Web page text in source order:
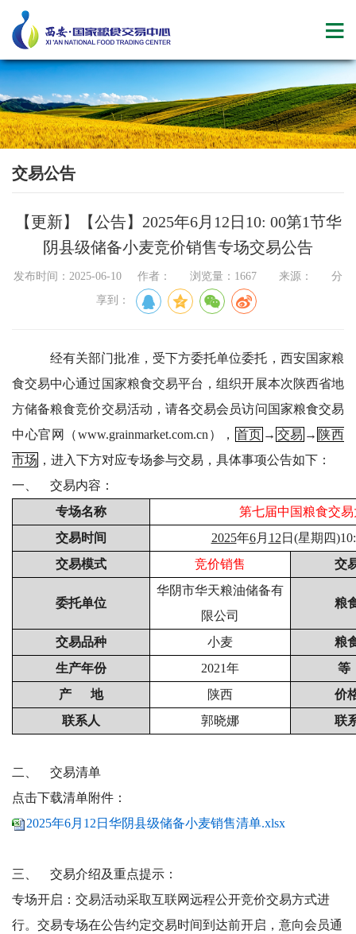
交易公告
【更新】【公告】2025年6月12日10: 00第1节华
阴县级储备小麦竞价销售专场交易公告
发布时间：2025-06-10 作者： 浏览量：1667 来源： 分
享到：
经有关部门批准，受下方委托单位委托，西安国家粮
食交易中心通过国家粮食交易平台，组织开展本次陕西省地
方储备粮食竞价交易活动， 请各交易会员访问国家粮食交易
中心官网（www.grainmarket.com.cn ）， 首页 → 交易 → 陕西
市场 ，进入下方对应专场参与交易， 具体事项公告如下：
一、
交易内容：
专场名称
第七届中国粮食交
交易时间
2025年6月 12 日(星期四
交易模式
竞价销售 交
委托单位
华阴市华天粮油储备有
限公司
粮
交易品种 小麦
粮
生产年份
2021年
产 地
陕西
价
联系人
郭晓娜 联
二、
交易清单
点击下载清单附件：
2025年6月12日华阴县级储备小麦销售清单.xlsx
三、
交易介绍及重点提示：
专场开启：交易活动采取互联网远程公开竞价交易方式进
行。交易专场在公告约定交易时间到达前开启，意向会员通